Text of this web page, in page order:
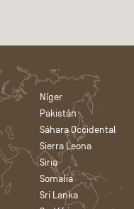
Níger
Pakistán
Sáhara Occidental
Sierra Leona
Siria
Somalia
Sri Lanka